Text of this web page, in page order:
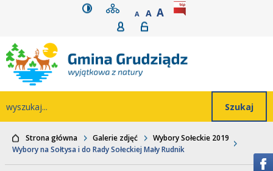
Przejdź do głównego
Przejdź do treści
Przejdź do
wyszukiwarki
Przejdź do mapywersja kontrastowa
mapa serwisu
A POMNIEJSZ CZCIONKĘ
A STANDARDOWY ROZMIAR
A POWIĘKSZ
rozmiar czcionki
Rejestracja
Strona główna Galerie zdjęć
Wybory Sołeckie 2019
Wybory na Sołtysa i do Rady Sołeckiej Mały Rudnik